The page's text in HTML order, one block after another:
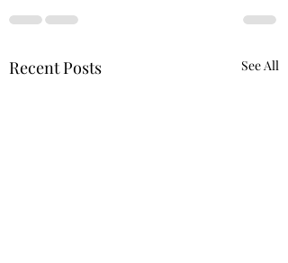
Recent Posts See All